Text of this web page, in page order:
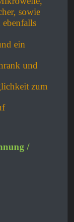
sowie
ein
und
zum
/